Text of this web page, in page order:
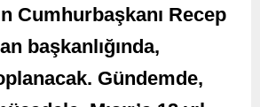
Cumhurbaşkanı Recep
başkanlığında,
Gündemde,